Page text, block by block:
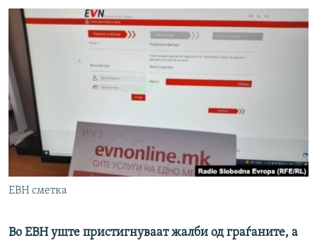
ПОДКАСТ ЗОШТО?
СЛЕДЕТЕ НЕ
РСЕ веб страници
ЕВН сметка
Во ЕВН уште пристигнуваат жалби од граѓаните, а